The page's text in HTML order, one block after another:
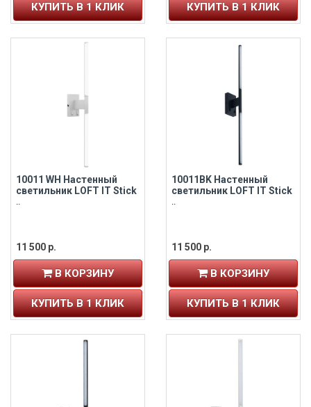
КУПИТЬ В 1 КЛИК КУПИТЬ В 1 КЛИК
10011 WH Настенный
светильник LOFT IT Stick
..
11 500 р.
В КОРЗИНУ
КУПИТЬ В 1 КЛИК
10011BK Настенный
светильник LOFT IT Stick
..
11 500 р.
В КОРЗИНУ
КУПИТЬ В 1 КЛИК